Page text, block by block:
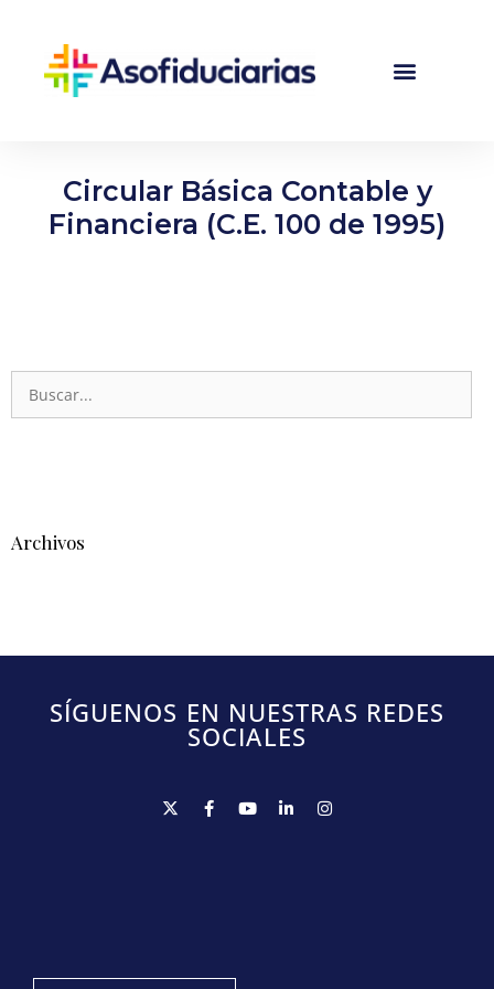
Circular Básica Contable y
Financiera (C.E. 100 de 1995)
Archivos
SÍGUENOS EN NUESTRAS REDES
SOCIALES